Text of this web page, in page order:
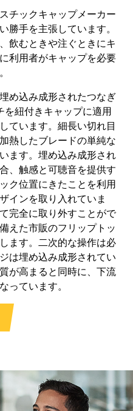
チックキャップメーカー
勝手を主張しています。
飲むときや注ぐときにキ
利用者がキャップを必要
め込み成形されたつなぎ
を紐付きキャップに適用
ています。細長い切れ目
熱したブレードの単純な
ます。埋め込み成形され
、触感と可聴音を提供す
ク位置にきたことを利用
インを取り入れていま
完全に取り外すことがで
えた市販のフリップトッ
ます。二次的な操作は必
は埋め込み成形されてい
が高まると同時に、下流
っています。